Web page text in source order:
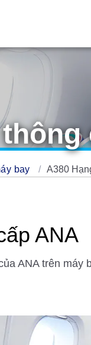
bay A380
ANA
ANA trên máy